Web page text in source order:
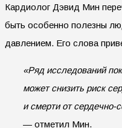
Кардиолог Дэвид Мин
быть особенно полезны
давлением. Его слова
«Ряд исследований
может снизить риск
и смерти от сердечно-
— отметил Мин.